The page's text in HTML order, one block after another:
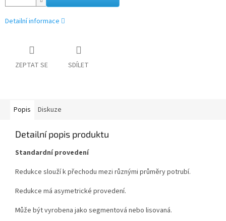
Detailní informace
ZEPTAT SE SDÍLET
Popis Diskuze
Detailní popis produktu
Standardní provedení
Redukce slouží k přechodu mezi různými průměry potrubí.
Redukce má asymetrické provedení.
Může být vyrobena jako segmentová nebo lisovaná.